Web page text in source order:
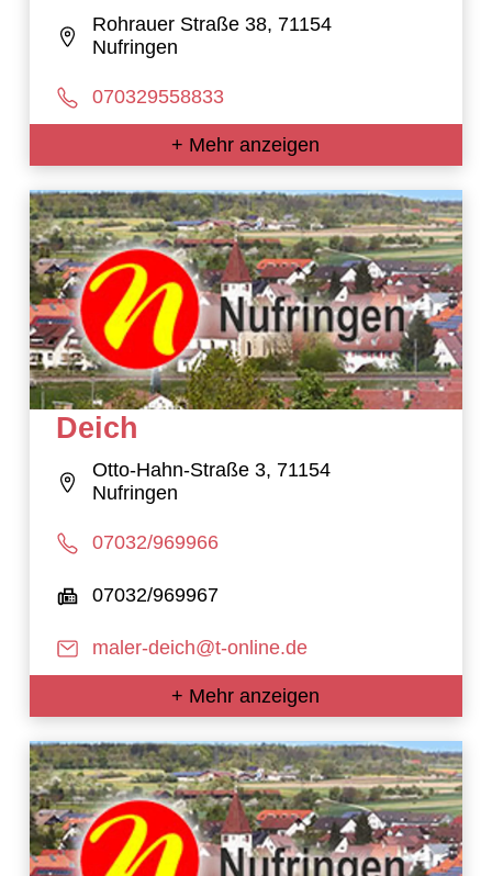
Rohrauer Straße 38, 71154
Nufringen
070329558833
+ Mehr anzeigen
Deich
Otto-Hahn-Straße 3, 71154
Nufringen
07032/969966
07032/969967
maler-deich@t-online.de
+ Mehr anzeigen